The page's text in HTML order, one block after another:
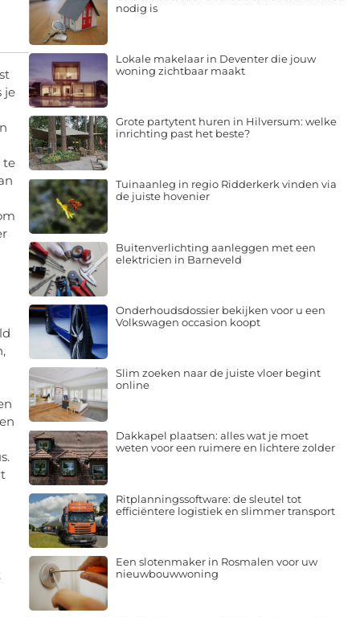
je
te
nodig is
Lokale makelaar in Deventer die jouw
woning zichtbaar maakt
Grote partytent huren in Hilversum: welke
inrichting past het beste?
Tuinaanleg in regio Ridderkerk vinden via
de juiste hovenier
Buitenverlichting aanleggen met een
elektricien in Barneveld
Onderhoudsdossier bekijken voor u een
Volkswagen occasion koopt
Slim zoeken naar de juiste vloer begint
online
Dakkapel plaatsen: alles wat je moet
weten voor een ruimere en lichtere zolder
Ritplanningssoftware: de sleutel tot
efficiëntere logistiek en slimmer transport
Een slotenmaker in Rosmalen voor uw
nieuwbouwwoning